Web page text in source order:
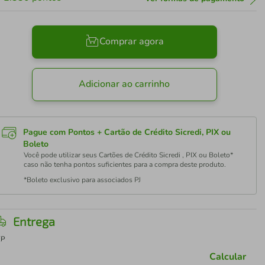
Comprar agora
Adicionar ao carrinho
Pague com Pontos + Cartão de Crédito Sicredi, PIX ou
Boleto
Você pode utilizar seus Cartões de Crédito Sicredi , PIX ou Boleto*
caso não tenha pontos suficientes para a compra deste produto.
*Boleto exclusivo para associados PJ
Entrega
Calcular